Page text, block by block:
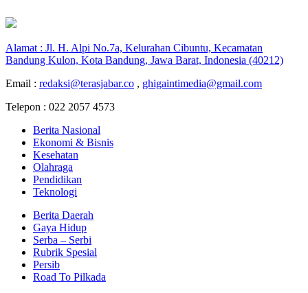
Alamat : Jl. H. Alpi No.7a, Kelurahan Cibuntu, Kecamatan
Bandung Kulon, Kota Bandung, Jawa Barat, Indonesia (40212)
Email : redaksi@terasjabar.co , ghigaintimedia@gmail.com
Telepon : 022 2057 4573
Berita Nasional
Ekonomi & Bisnis
Kesehatan
Olahraga
Pendidikan
Teknologi
Berita Daerah
Gaya Hidup
Serba – Serbi
Rubrik Spesial
Persib
Road To Pilkada